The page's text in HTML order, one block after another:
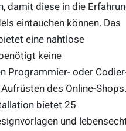
damit diese in die
eintauchen können. Das
eine nahtlose
keine
Programmier- oder
des Online-Shops.
bietet 25
und